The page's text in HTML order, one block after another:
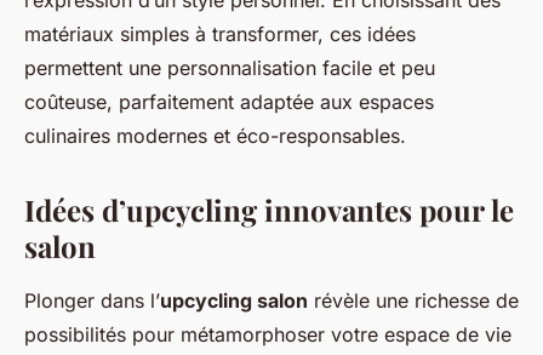
matériaux simples à transformer, ces idées
permettent une personnalisation facile et peu
coûteuse, parfaitement adaptée aux espaces
culinaires modernes et éco-responsables.
Idées d’upcycling innovantes pour le
salon
Plonger dans l’upcycling salon révèle une richesse de
possibilités pour métamorphoser votre espace de vie